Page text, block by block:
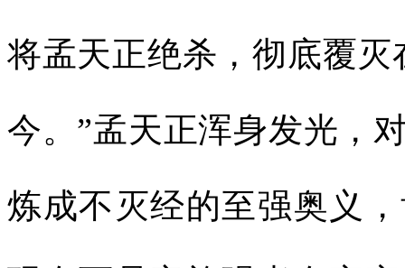
将孟天正绝杀，彻底覆
今。”孟天正浑身发光，
炼成不灭经的至强奥义